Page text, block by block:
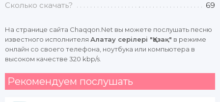
Сколько скачать? 69
На странице сайта Chaqqon.Net вы можете послушать песню
известного исполнителя Алатау серілері "Қазақ" в режиме
онлайн со своего телефона, ноутбука или компьютера в
высоком качестве 320 kbp/s.
Рекомендуем послушать